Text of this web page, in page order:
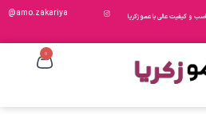
و کیفیت عالی با عمو زکریا amo.zakariya@
0